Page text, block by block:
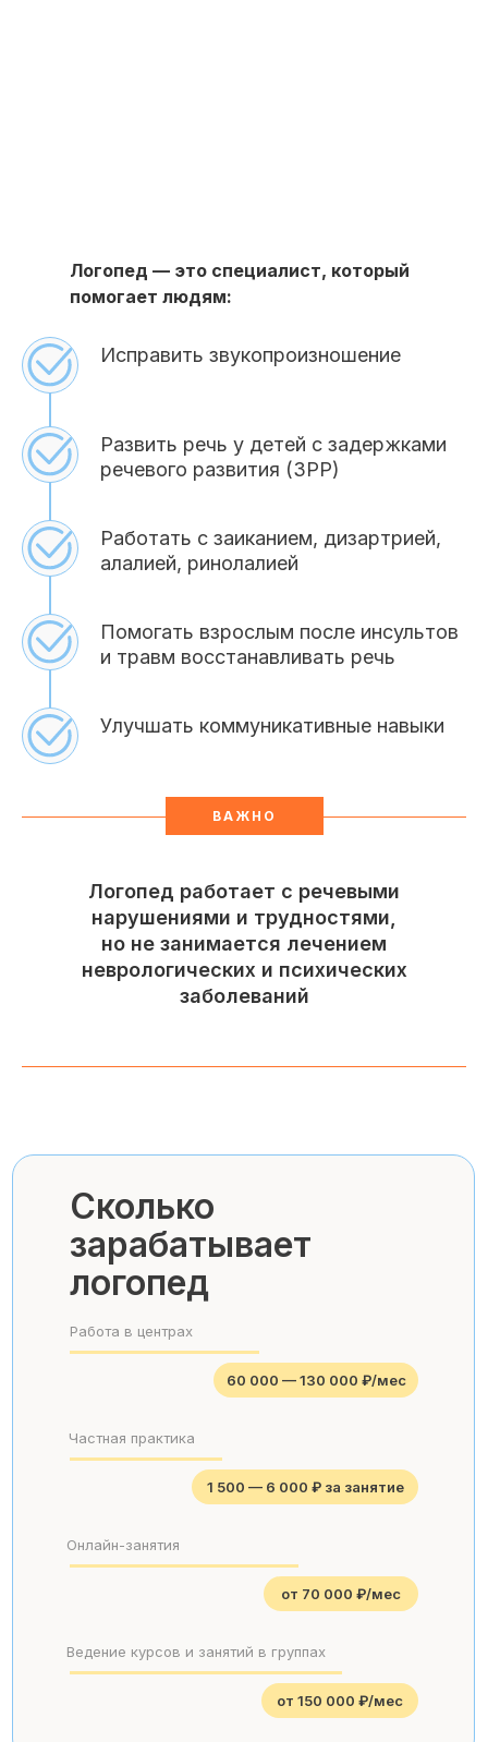
Логопед — это специалист, который
помогает людям:
Исправить звукопроизношение
Развить речь у детей с задержками
речевого развития (ЗРР)
Работать с заиканием, дизартрией,
алалией, ринолалией
Помогать взрослым после инсультов
и травм восстанавливать речь
Улучшать коммуникативные навыки
ВАЖНО
Логопед работает с речевыми
нарушениями и трудностями,
но не занимается лечением
неврологических и психических
заболеваний
Сколько
зарабатывает
логопед
Работа в центрах
60 000 — 130 000 ₽/мес
Ведение курсов и занятий в группах
Онлайн-занятия
Частная практика
1 500 — 6 000 ₽ за занятие
от 150 000 ₽/мес
от 70 000 ₽/мес